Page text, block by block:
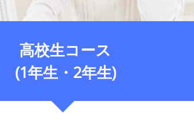
高校生コース
(1年生・2年生)